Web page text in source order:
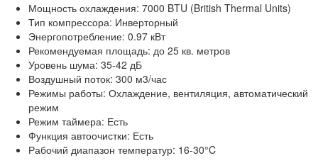
Мощность охлаждения: 7000 BTU (British Thermal Units)
Тип компрессора: Инверторный
Энергопотребление: 0.97 кВт
Рекомендуемая площадь: до 25 кв. метров
Уровень шума: 35-42 дБ
Воздушный поток: 300 м3/час
Режимы работы: Охлаждение, вентиляция, автоматический
режим
Режим таймера: Есть
Функция автоочистки: Есть
Рабочий диапазон температур: 16-30°C